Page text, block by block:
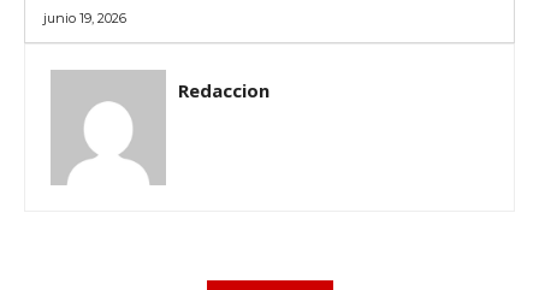
junio 19, 2026
Redaccion